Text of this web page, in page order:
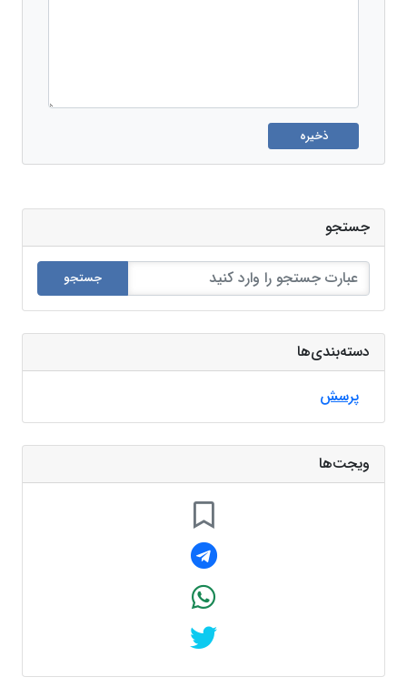
ذخیره
جستجو
جستجو
دسته‌بندی‌ها
پرسش
ویجت‌ها